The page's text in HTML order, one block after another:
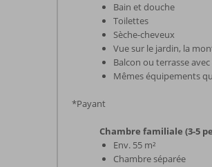
Bain et douche
Toilettes
Sèche-cheveux
Vue sur le jardin, la
Balcon ou terrasse avec
Mêmes équipements
*Payant
Chambre familiale (3-5
Env. 55 m²
Chambre séparée